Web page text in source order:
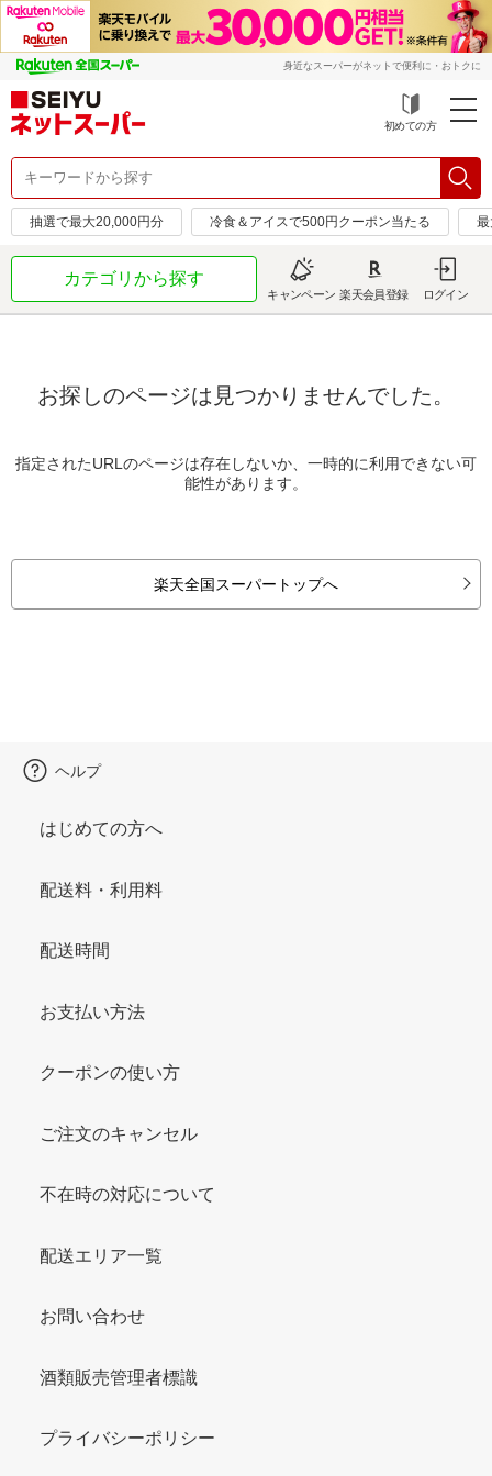
身近なスーパーがネットで便利に・おトクに
初めての方
抽選で最大20,000円分 冷食＆アイスで500円クーポン当たる
カテゴリから探す
キャンペーン 楽天会員登録 ログイン
お探しのページは見つかりませんでした。
指定されたURLのページは存在しないか、一時的に利用できない可
能性があります。
楽天全国スーパートップへ
ヘルプ
はじめての方へ
配送料・利用料
配送時間
お支払い方法
クーポンの使い方
ご注文のキャンセル
不在時の対応について
配送エリア一覧
お問い合わせ
酒類販売管理者標識
プライバシーポリシー